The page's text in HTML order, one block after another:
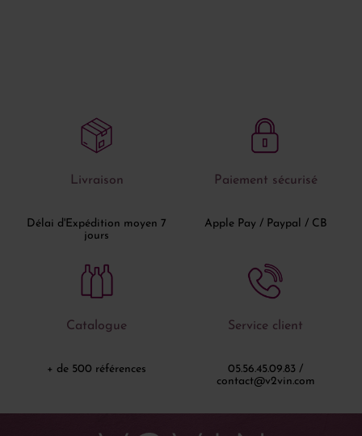
Livraison
Délai d'Expédition moyen 7
jours
Paiement sécurisé
Apple Pay / Paypal / CB
Catalogue
+ de 500 références
Service client
05.56.45.09.83 /
contact@v2vin.com